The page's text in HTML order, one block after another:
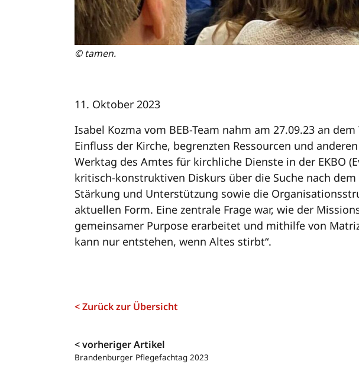
© tamen.
11. Oktober 2023
Isabel Kozma vom BEB-Team nahm am 27.09.23 an
Einfluss der Kirche, begrenzten Ressourcen und
Werktag des Amtes für kirchliche Dienste in der EKBO
kritisch-konstruktiven Diskurs über die Suche nach
Stärkung und Unterstützung sowie die
aktuellen Form. Eine zentrale Frage war, wie der
gemeinsamer Purpose erarbeitet und mithilfe von
kann nur entstehen, wenn Altes stirbt“.
< Zurück zur Übersicht
Navigation
< vorheriger Artikel
Brandenburger Pflegefachtag 2023